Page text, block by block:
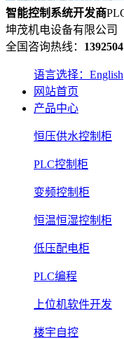
智能控制系统开发商
坤茂机电设备有限公司
全国咨询热线：
语言选择：English
网站首页
产品中心
恒压供水控制柜
PLC控制柜
变频控制柜
恒温恒湿控制柜
低压配电柜
PLC编程
上位机软件开发
楼宇自控